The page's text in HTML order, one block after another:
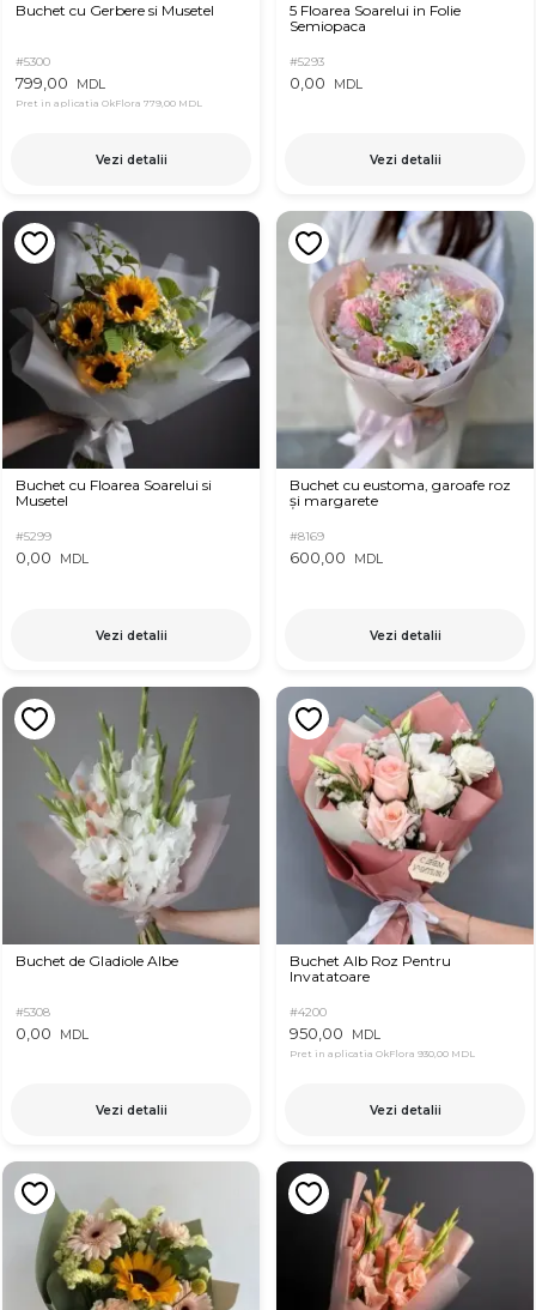
Buchet cu Gerbere si Musetel
#5300
799,00 MDL
Pret in aplicatia OkFlora 779,00 MDL
Vezi detalii
5 Floarea Soarelui in Folie
Semiopaca
#5293
0,00 MDL
Vezi detalii
Buchet cu Floarea Soarelui si
Musetel
#5299
0,00 MDL
Vezi detalii
Buchet cu eustoma, garoafe roz
și margarete
#8169
600,00 MDL
Vezi detalii
Buchet de Gladiole Albe
#5308
0,00 MDL
Vezi detalii
Buchet Alb Roz Pentru
Invatatoare
#4200
950,00 MDL
Pret in aplicatia OkFlora 930,00 MDL
Vezi detalii